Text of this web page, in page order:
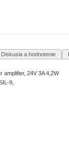
Diskusia a hodnotenie
amplifier, 24V 3A 4,2W
9,